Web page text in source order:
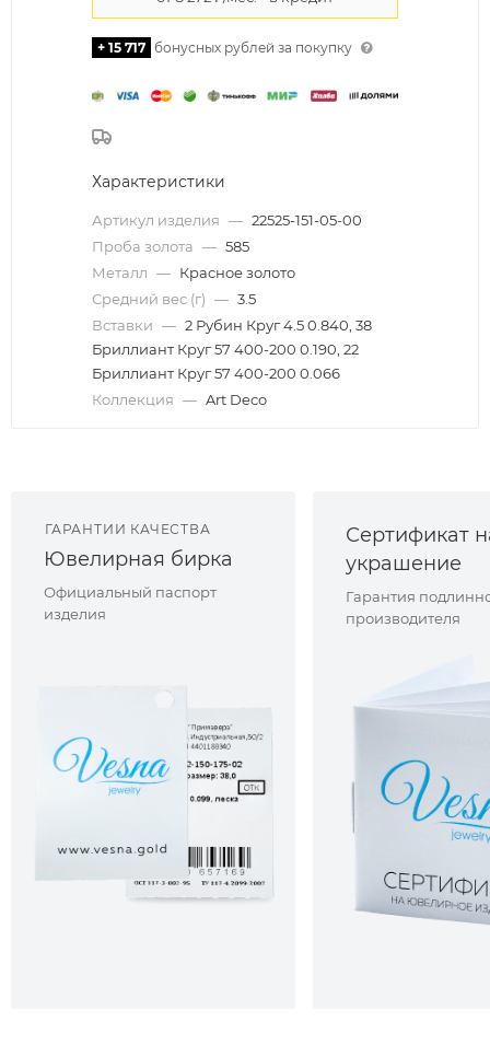
+ 15 717 бонусных рублей за покупку
Характеристики
Артикул изделия — 22525-151-05-00
Проба золота — 585
Металл — Красное золото
Средний вес (г) — 3.5
Вставки — 2 Рубин Круг 4.5 0.840, 38
Бриллиант Круг 57 400-200 0.190, 22
Бриллиант Круг 57 400-200 0.066
Коллекция — Art Deco
ГАРАНТИИ КАЧЕСТВА
Ювелирная бирка
Официальный паспорт
изделия
Сертификат
украшение
Гарантия
производителя